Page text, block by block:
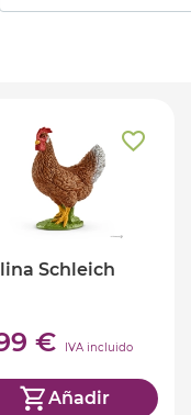
Schleich
€ IVA incluido
Añadir